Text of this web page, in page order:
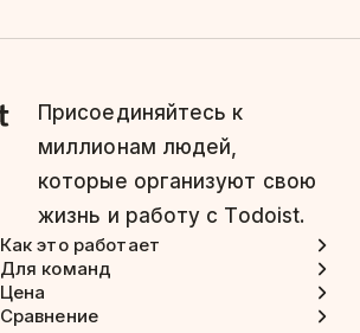
Присоединяйтесь к
миллионам людей,
которые организуют свою
жизнь и работу с Todoist.
Как это работает
Для команд
Цена
Сравнение